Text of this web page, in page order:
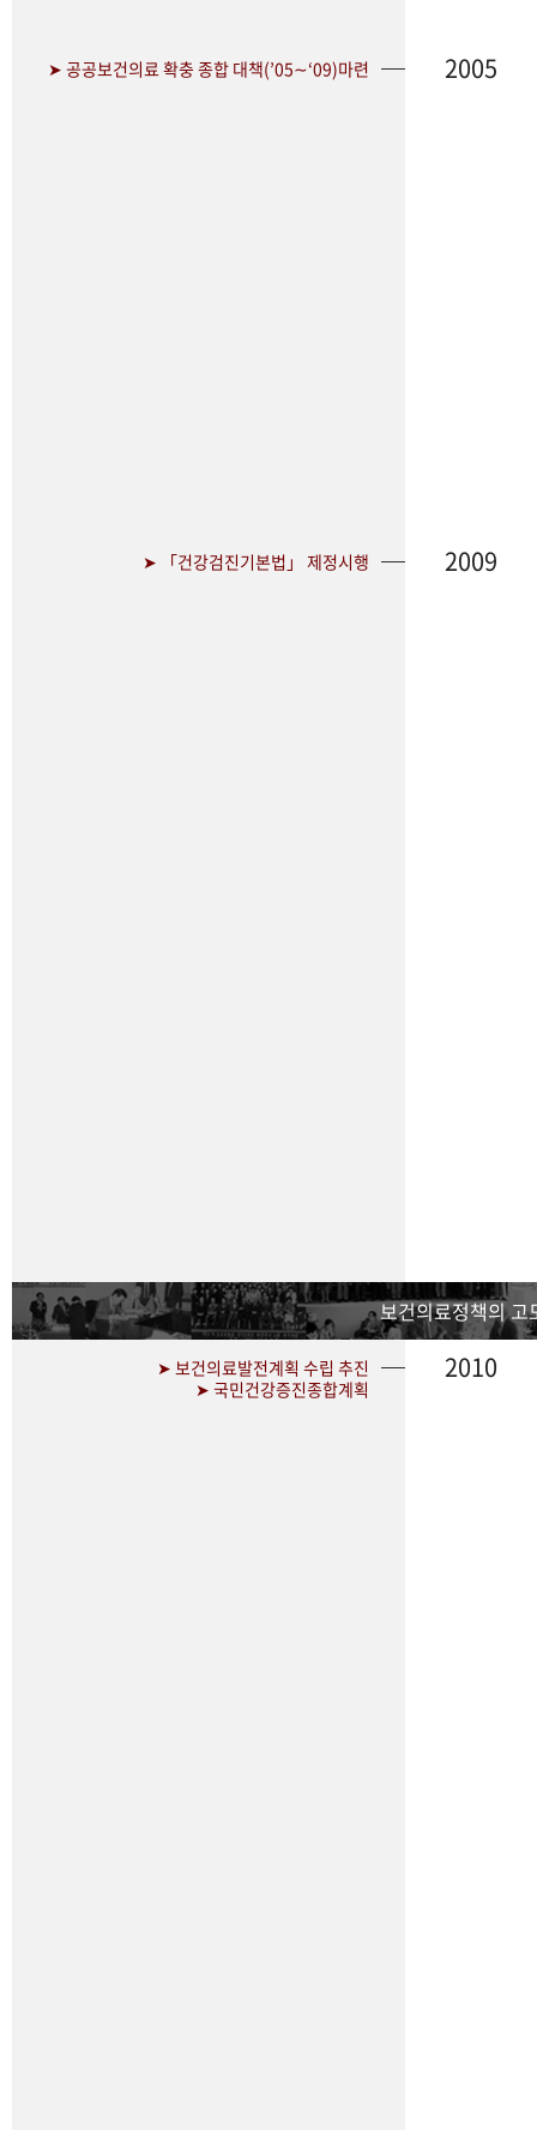
➤ 공공보건의료 확충 종합 대책(’05∼‘09)마련 2005
➤ 「건강검진기본법」 제정시행 2009
보건의료정책의 고
➤ 보건의료발전계획 수립 추진
➤ 국민건강증진종합계획
2010